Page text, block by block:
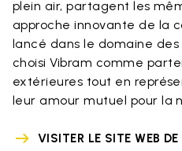
plein air, partagent les
approche innovante de la
lancé dans le domaine des
choisi Vibram comme
extérieures tout en
leur amour mutuel pour la
VISITER LE SITE WEB